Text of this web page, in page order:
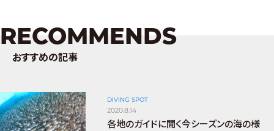
RECOMMENDS
おすすめの記事
DIVING SPOT
2020.8.14
各地のガイドに聞く今シーズンの海の様